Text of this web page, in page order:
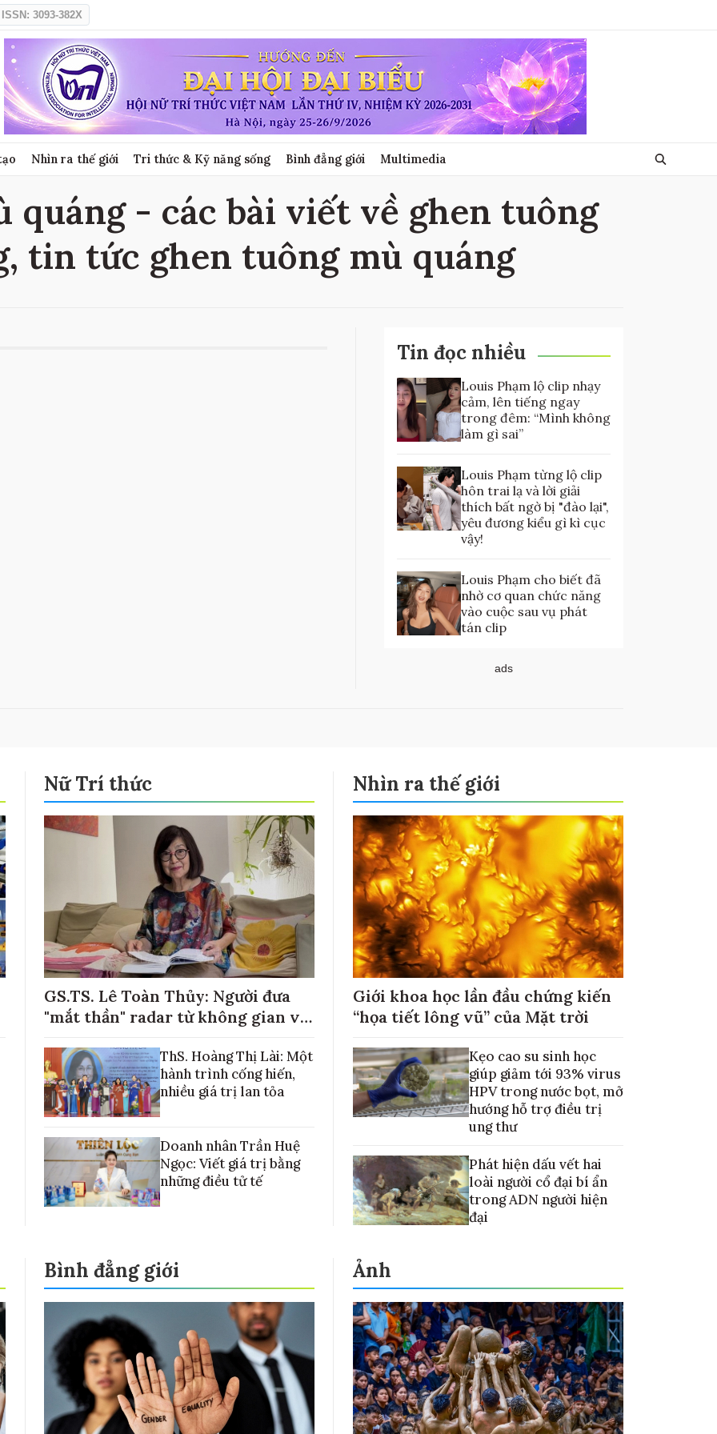
ISSN: 3093-382X
Nhìn ra thế giới Tri thức & Kỹ năng sống Bình đẳng giới Multimedia
quáng - các bài viết về ghen tuông
tin tức ghen tuông mù quáng
Tin đọc nhiều
Louis Phạm lộ clip nhạy
cảm, lên tiếng ngay
trong đêm: “Mình không
làm gì sai”
Louis Phạm từng lộ clip
hôn trai lạ và lời giải
thích bất ngờ bị "đào lại",
yêu đương kiểu gì kì cục
vậy!
Louis Phạm cho biết đã
nhờ cơ quan chức năng
vào cuộc sau vụ phát
tán clip
ads
Nữ Trí thức
GS.TS. Lê Toàn Thủy: Người đưa
"mắt thần" radar từ không gian về
ThS. Hoàng Thị Lài: Một
hành trình cống hiến,
nhiều giá trị lan tỏa
Doanh nhân Trần Huệ
Ngọc: Viết giá trị bằng
những điều tử tế
Nhìn ra thế giới
Giới khoa học lần đầu chứng kiến
“họa tiết lông vũ” của Mặt trời
Kẹo cao su sinh học
giúp giảm tới 93% virus
HPV trong nước bọt, mở
hướng hỗ trợ điều trị
ung thư
Phát hiện dấu vết hai
loài người cổ đại bí ẩn
trong ADN người hiện
đại
Bình đẳng giới Ảnh